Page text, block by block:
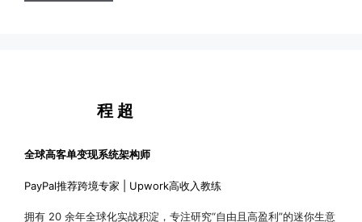
程 超
全球高客单变现系统架构师
PayPal推荐跨境专家 | Upwork高收入教练
拥有 20 余年全球化实战积淀，专注研究“自由且高盈利”的迷你生意